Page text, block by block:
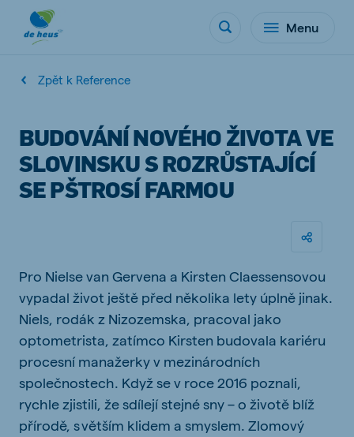
Menu
Zpět k Reference
BUDOVÁNÍ NOVÉHO ŽIVOTA VE
SLOVINSKU S ROZRŮSTAJÍCÍ
SE PŠTROSÍ FARMOU
Pro Nielse van Gervena a Kirsten Claessensovou
vypadal život ještě před několika lety úplně jinak.
Niels, rodák z Nizozemska, pracoval jako
optometrista, zatímco Kirsten budovala kariéru
procesní manažerky v mezinárodních
společnostech. Když se v roce 2016 poznali,
rychle zjistili, že sdílejí stejné sny – o životě blíž
přírodě, s větším klidem a smyslem. Zlomový